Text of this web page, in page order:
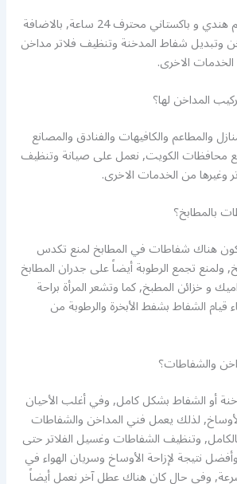
فني مداخن هود مطاعم هندي و باكستاني محترف 24 ساعة, بالاضافة
وتبديل شفاط المدخنة وتنظيف فلاتر مداخن
الاخرى.
المداخن لها؟
والمطاعم والكافيهات والفنادق والمصانع
محافظات الكويت, نعمل على صيانة وتنظيف
وغيرها من الخدمات الاخرى.
بالمطابخ؟
هناك شفاطات في المطابخ لمنع تكدس
ولمنع تجمع الرطوبة أيضاً على جدران المطابخ
و خزائن المطبخ, كما وتشعر المرأة براحة
قيام الشفاط بشفط الأبخرة والرطوبة من
والشفاطات؟
أو الشفاط بشكل كامل, وفي أغلب الأحيان
لذلك يعمل فني المداخن والشفاطات
وتنظيف الشفاطات وغسيل الفلاتر حتى
نتيجة لإزاحة الأوساخ وسريان الهواء في
وفي حال كان هناك عطل آخر نعمل أيضاً